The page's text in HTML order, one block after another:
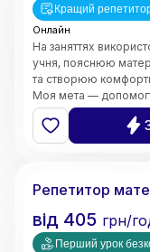
Кращий
Онлайн
На заняттях
учня, пояснюю
та створюю
Моя мета —
зробити процес
Репетитор
від 405 грн/
Перший урок